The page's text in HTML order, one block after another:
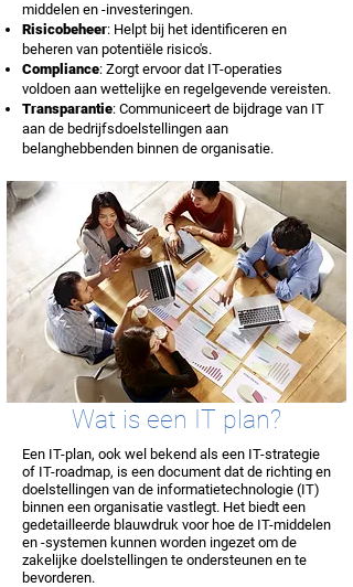
middelen en -investeringen.
Risicobeheer: Helpt bij het identificeren en
beheren van potentiële risico's.
Compliance: Zorgt ervoor dat IT-operaties
voldoen aan wettelijke en regelgevende vereisten.
Transparantie: Communiceert de bijdrage van IT
aan de bedrijfsdoelstellingen aan
belanghebbenden binnen de organisatie.
Wat is een IT plan?
Een IT-plan, ook wel bekend als een IT-strategie
of IT-roadmap, is een document dat de richting en
doelstellingen van de informatietechnologie (IT)
binnen een organisatie vastlegt. Het biedt een
gedetailleerde blauwdruk voor hoe de IT-middelen
en -systemen kunnen worden ingezet om de
zakelijke doelstellingen te ondersteunen en te
bevorderen.